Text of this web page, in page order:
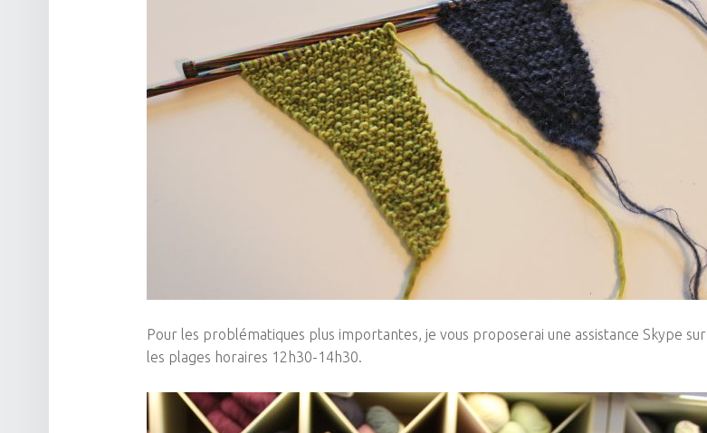
Pour les problématiques plus importantes, je vous proposerai une assistance Skype sur
les plages horaires 12h30-14h30.